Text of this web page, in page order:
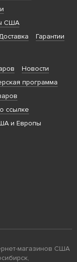
США
Гарантии
Новости
программа
ссылке
и Европы
магазинов США